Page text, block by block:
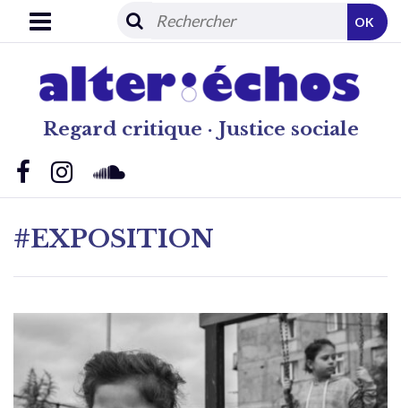
Regard critique · Justice sociale
OK
#EXPOSITION